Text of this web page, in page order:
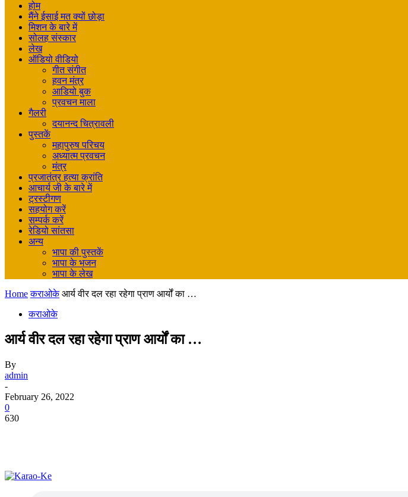
होम
मैंने ईसाई मत क्यों छोड़ा
मिशन के बारे में
सोलह संस्कार
लेख
ऑडियो वीडियो
गीत संगीत
हवन मंत्र
आडियो बुक
प्रवचन माला
गैलरी
दयानन्द चित्रावली
पुस्तकें
महापुरुष परिचय
अध्यात्म प्रवचन
मंत्र
प्रजातंत्र हत्या क्रांति
आचार्य जी के बारे में
ट्रस्टीगण
सहयोग करें
सम्पर्क करें
रेडियो सांतसा
अन्य
भापा की पुस्तकें
भापा के भजन
भापा के लेख
Home कराओके आर्य वीर दल रहा रहेगा प्राण आर्यों का …
कराओके
आर्य वीर दल रहा रहेगा प्राण आर्यों का …
By
admin
-
February 26, 2022
0
630